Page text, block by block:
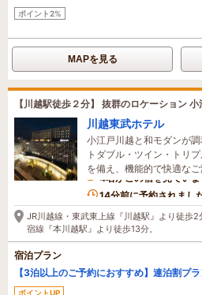
ポイント2%
MAPを見る
【川越駅徒歩２分】 抜群のロケーション
川越東武ホテル
小江戸川越と和モダンが
トダブル・ツイン・トリ
を備え、機能的で快適な
4名がこの宿を見ていま
14分前に予約されまし
JR川越線・東武東上線『川越駅』より徒歩
宿線『本川越駅』より徒歩13分。
宿泊プラン
【3泊以上のご予約におすすめ】連泊割プラ
ポイントUP